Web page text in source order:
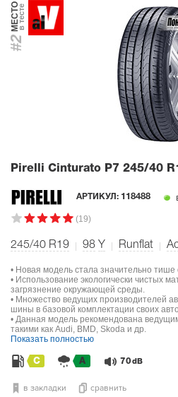
#2
МЕСТОв тесте
Pirelli Cinturato P7 245/40
АРТИКУЛ: 118488
(19)
245/40 R19 98 Y Runflat
• Новая модель стала значительно тише
• Использование экологически чистых
загрязнение окружающей среды.
• Множество ведущих производителей
шины в базовой комплектации своих
• Данная модель рекомендована
такими как Audi, BMD, Skoda и др.
Показать полностью
C A 70 dB
в закладки сравнить